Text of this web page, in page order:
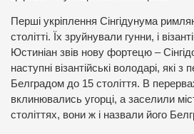
Перші укріплення Сінгідунума
столітті. Їх зруйнували гунни, і
Юстиніан звів нову фортецю –
наступні візантійські володарі, які
Белградом до 15 століття. В
вклинювались угорці, а заселили
століттях, вони ж і назвали його